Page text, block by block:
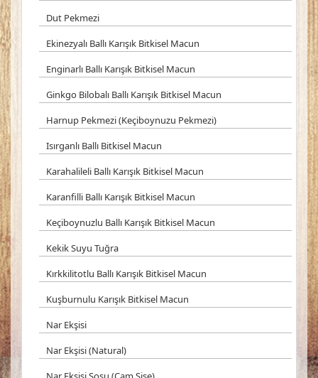
Dut Pekmezi
Ekinezyalı Ballı Karışık Bitkisel Macun
Enginarlı Ballı Karışık Bitkisel Macun
Ginkgo Bilobalı Ballı Karışık Bitkisel Macun
Harnup Pekmezi (Keçiboynuzu Pekmezi)
Isırganlı Ballı Bitkisel Macun
Karahalileli Ballı Karışık Bitkisel Macun
Karanfilli Ballı Karışık Bitkisel Macun
Keçiboynuzlu Ballı Karışık Bitkisel Macun
Kekik Suyu Tuğra
Kırkkilitotlu Ballı Karışık Bitkisel Macun
Kuşburnulu Karışık Bitkisel Macun
Nar Ekşisi
Nar Ekşisi (Natural)